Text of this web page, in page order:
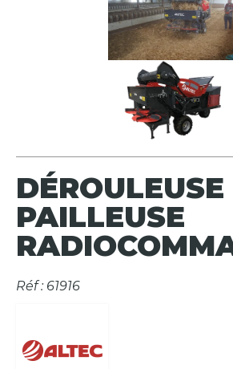
DÉROULEUSE
PAILLEUSE
Réf : 61916